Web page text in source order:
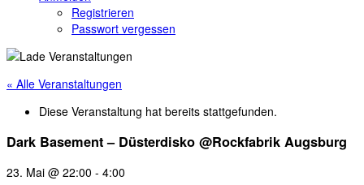
Registrieren
Passwort vergessen
« Alle Veranstaltungen
Diese Veranstaltung hat bereits stattgefunden.
Dark Basement – Düsterdisko @Rockfabrik Augsburg
23. Mai @ 22:00 - 4:00